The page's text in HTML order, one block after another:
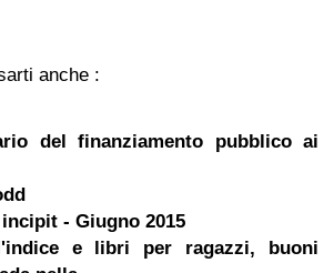
anche :
del finanziamento pubblico ai
- Giugno 2015
e libri per ragazzi, buoni